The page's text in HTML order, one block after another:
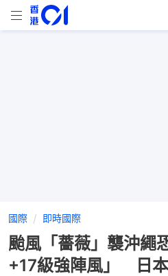
國際 即時國際
颱風「薔薇」襲沖繩
+17級強陣風」 日